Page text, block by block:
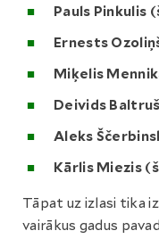
Pauls Pinkulis (
Ernests
Miķelis
Deivids
Aleks
Kārlis Miezis
Tāpat uz izlasi tika
vairākus gadus